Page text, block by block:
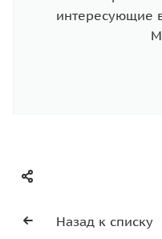
интересующие
Назад к списку